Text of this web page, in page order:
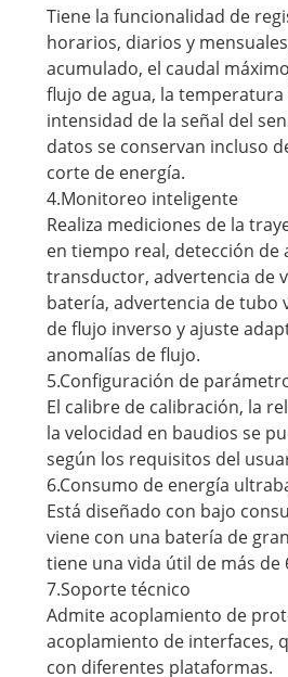
Tiene la funcionalidad de
horarios, diarios y
acumulado, el caudal
flujo de agua, la temperatura
intensidad de la señal del
datos se conservan incluso
corte de energía.
4.Monitoreo inteligente
Realiza mediciones de la
en tiempo real, detección de
transductor, advertencia de
batería, advertencia de tubo
de flujo inverso y ajuste
anomalías de flujo.
5.Configuración de
El calibre de calibración, la
la velocidad en baudios se
según los requisitos del
6.Consumo de energía
Está diseñado con bajo
viene con una batería de
tiene una vida útil de más de
7.Soporte técnico
Admite acoplamiento de
acoplamiento de interfaces,
con diferentes plataformas.